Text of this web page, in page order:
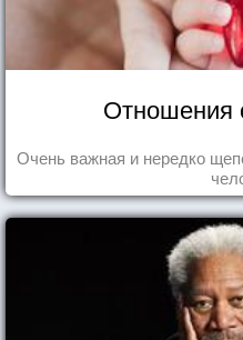
Отношения
Очень важная и нередко